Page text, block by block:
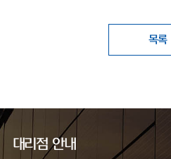
목록
대리점 안내